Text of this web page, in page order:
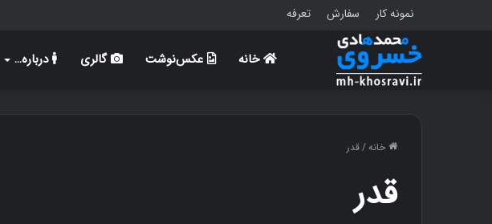
نمونه کار سفارش تعرفه
خانه عکس‌نوشت گالری درباره…
خانه/قدر
قدر